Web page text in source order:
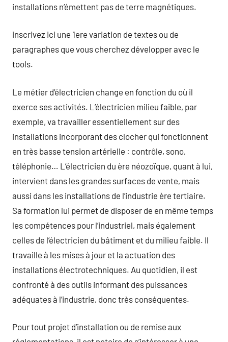
installations n’émettent pas de terre magnétiques.
inscrivez ici une 1ere variation de textes ou de
paragraphes que vous cherchez développer avec le
tools.
Le métier d’électricien change en fonction du où il
exerce ses activités. L’électricien milieu faible, par
exemple, va travailler essentiellement sur des
installations incorporant des clocher qui fonctionnent
en très basse tension artérielle : contrôle, sono,
téléphonie… L’électricien du ère néozoïque, quant à lui,
intervient dans les grandes surfaces de vente, mais
aussi dans les installations de l’industrie ère tertiaire.
Sa formation lui permet de disposer de en même temps
les compétences pour l’industriel, mais également
celles de l’électricien du bâtiment et du milieu faible. Il
travaille à les mises à jour et la actuation des
installations électrotechniques. Au quotidien, il est
confronté à des outils informant des puissances
adéquates à l’industrie, donc très conséquentes.
Pour tout projet d’installation ou de remise aux